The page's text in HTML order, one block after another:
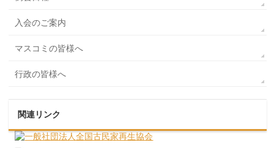
入会のご案内
マスコミの皆様へ
行政の皆様へ
関連リンク